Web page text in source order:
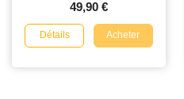
49,90 €
Détails Acheter